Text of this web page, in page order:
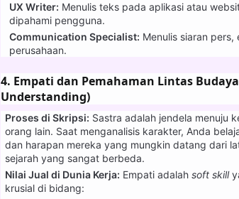
UX Writer: Menulis teks pada aplikasi atau
dipahami pengguna.
Communication Specialist: Menulis siaran pers,
perusahaan.
4. Empati dan Pemahaman Lintas
Understanding)
Proses di Skripsi: Sastra adalah jendela menuju
orang lain. Saat menganalisis karakter, Anda
dan harapan mereka yang mungkin datang dari
sejarah yang sangat berbeda.
Nilai Jual di Dunia Kerja: Empati adalah soft skill
krusial di bidang: